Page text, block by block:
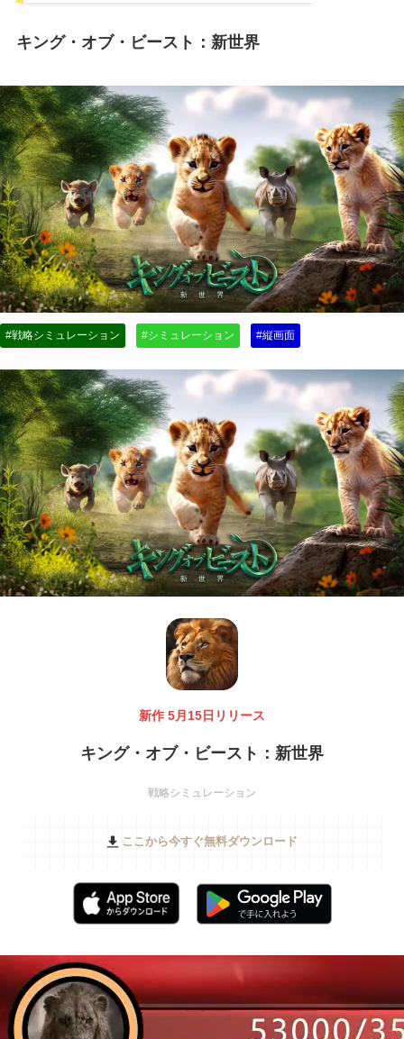
キング・オブ・ビースト：新世界
#戦略シミュレーション #シミュレーション #縦画面
新作 5月15日リリース
キング・オブ・ビースト：新世界
戦略シミュレーション
ここから今すぐ無料ダウンロード